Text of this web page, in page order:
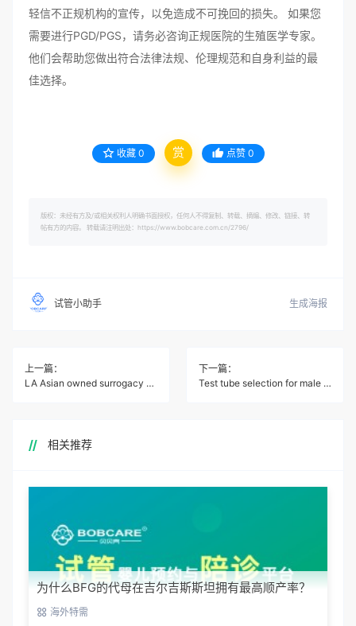
轻信不正规机构的宣传，以免造成不可挽回的损失。 如果您
需要进行PGD/PGS，请务必咨询正规医院的生殖医学专家。
他们会帮助您做出符合法律法规、伦理规范和自身利益的最
佳选择。
收藏 0 赏 点赞 0
版权：未经有方及/或相关权利人明确书面授权，任何人不得复制、转载、摘编、修改、链接、转
帖有方的内容。 转载请注明出处：https://www.bobcare.com.cn/2796/
试管小助手 生成海报
上一篇：
LA Asian owned surrogacy company
下一篇：
Test tube selection for male and female gender
相关推荐
为什么BFG的代母在吉尔吉斯斯坦拥有最高顺产率？
海外特需